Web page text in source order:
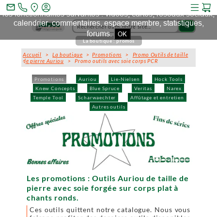
search
Promotions Auriou Lie-Nielsen
Hock Tools
Knew Concepts
Blue Spruce Veritas
Narex
Temple Tool
Scharwaechter
Affûtage et entretien
Autres outils
La boutique : promos
Accueil >La boutique >Promotions > Promo Outils de taille
de pierre Auriou > Promo outils avec soie corps PCR
Les promotions : Outils Auriou de taille de
pierre avec soie forgée sur corps plat à
chants ronds.
Ces outils quittent notre catalogue. Nous vous
mail_outline
Ce site et des sites tiers qu'il utilise collectent des cookies pour
les fonctionnalités suivantes : vidéos, cartes, réseaux sociaux,
calendrier, commentaires, espace membre, statistiques,
forums. OK